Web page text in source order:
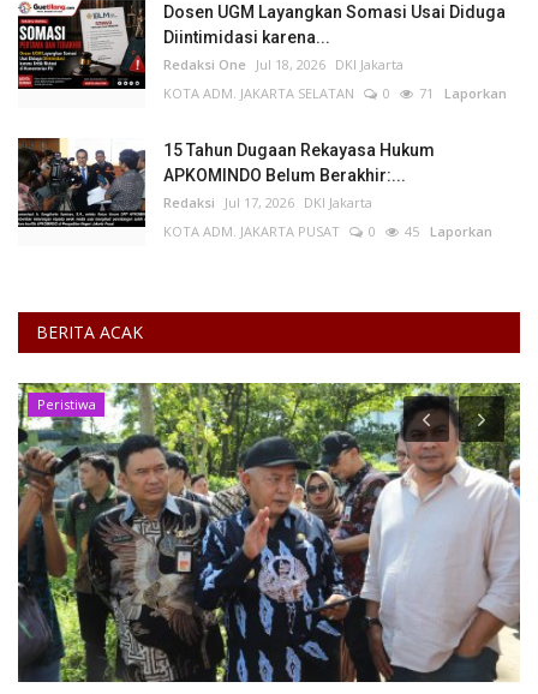
Dosen UGM Layangkan Somasi Usai Diduga
Diintimidasi karena...
Redaksi One Jul 18, 2026 DKI Jakarta
KOTA ADM. JAKARTA SELATAN
0 71 Laporkan
15 Tahun Dugaan Rekayasa Hukum
APKOMINDO Belum Berakhir:...
Redaksi Jul 17, 2026 DKI Jakarta
KOTA ADM. JAKARTA PUSAT
0 45 Laporkan
BERITA ACAK
DKI Jakarta